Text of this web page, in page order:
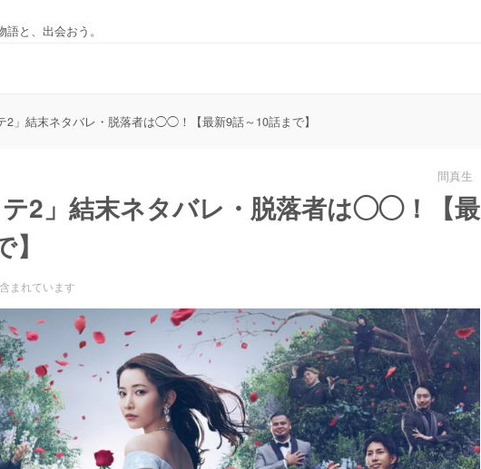
語と、出会おう。
2」結末ネタバレ・脱落者は◯◯！【最新9話～10話まで】
間真生
テ2」結末ネタバレ・脱落者は◯◯！【最
まれています